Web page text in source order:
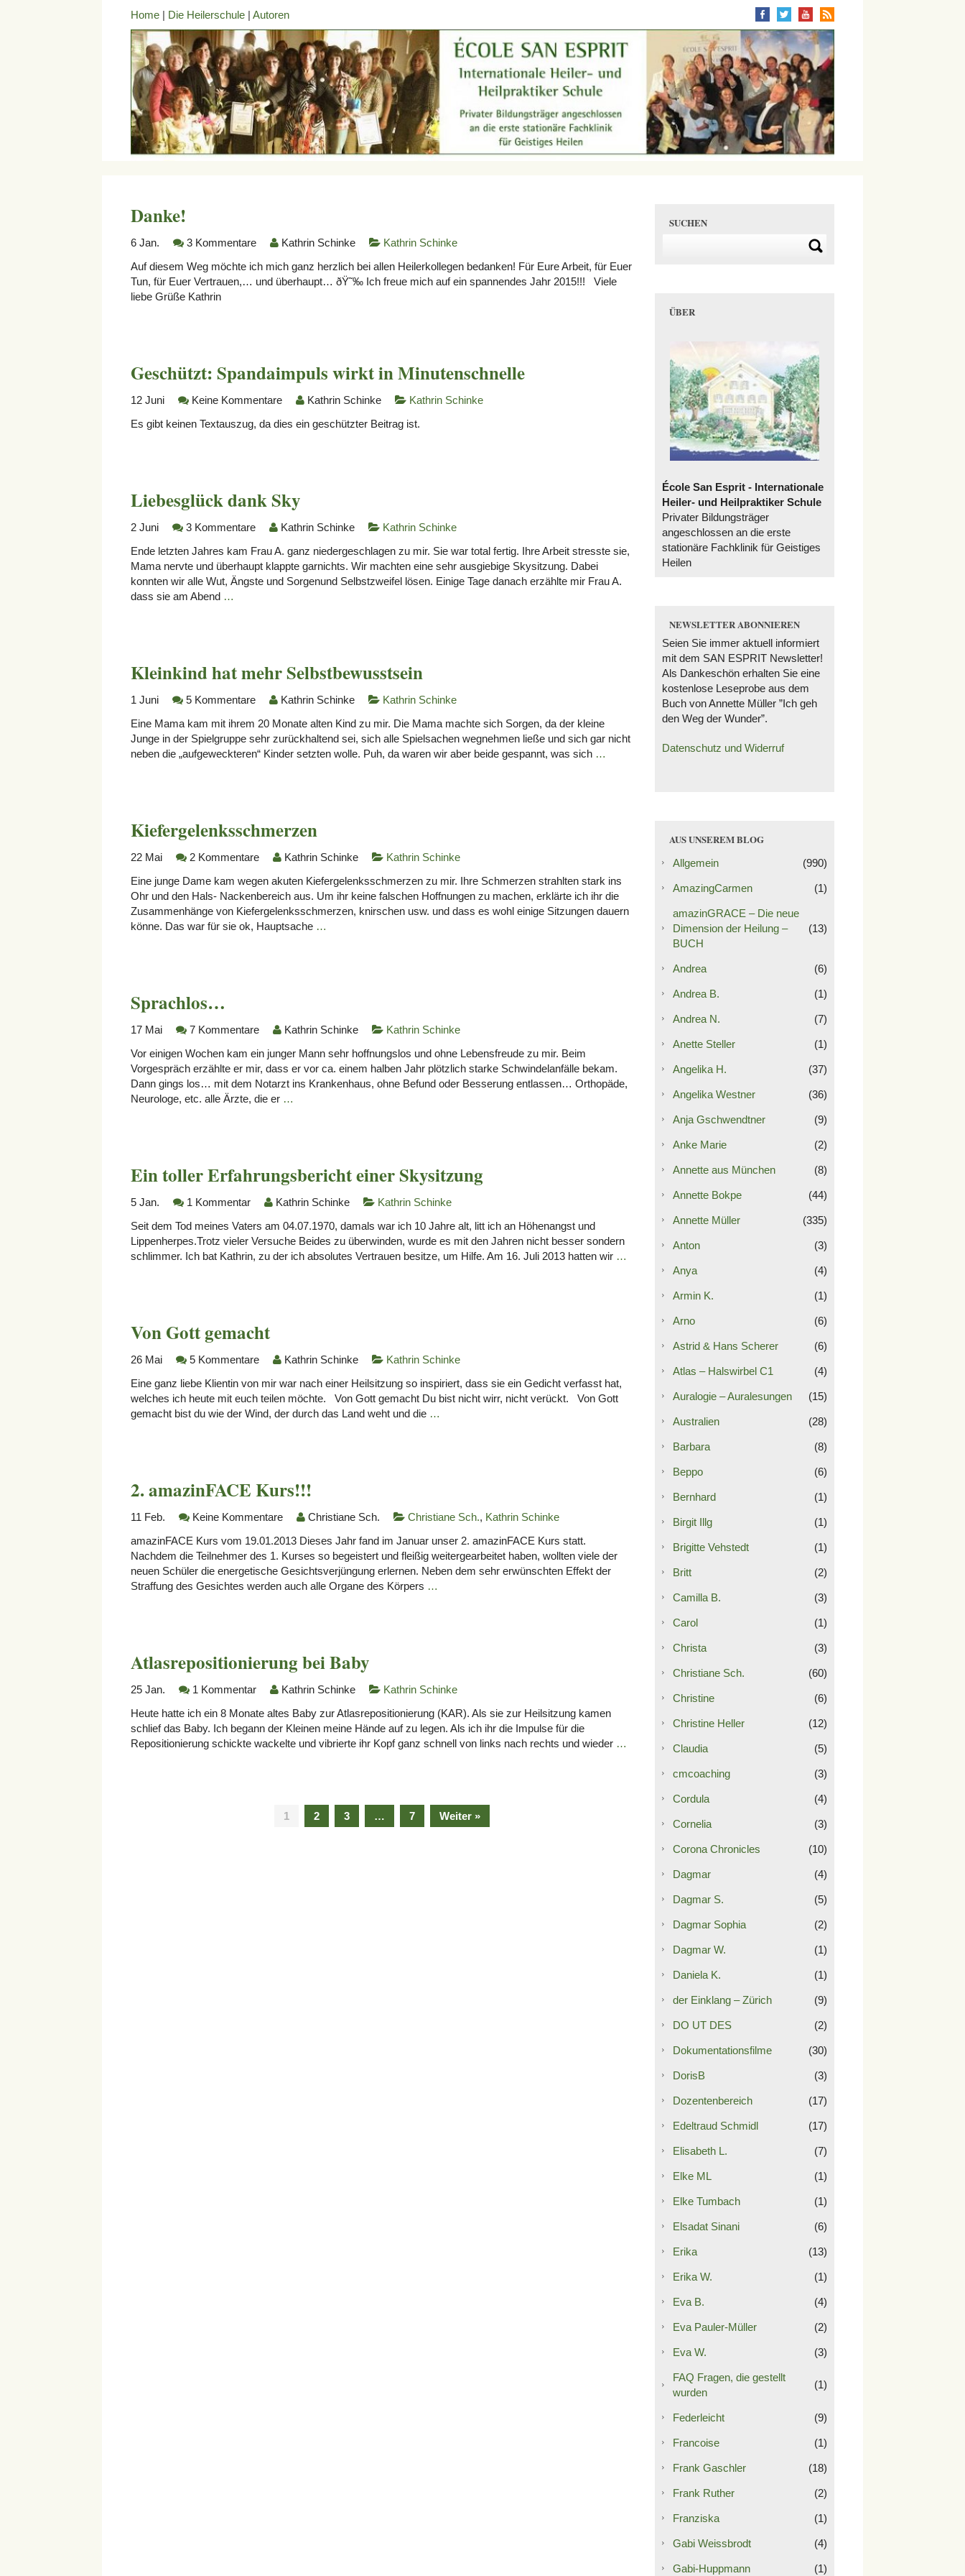
Home | Die Heilerschule | Autoren
Danke!
6 Jan. 3 Kommentare Kathrin Schinke
Kathrin Schinke
Auf diesem Weg möchte ich mich ganz herzlich bei allen Heilerkollegen bedanken! Für Eure Arbeit, für Euer
Tun, für Euer Vertrauen,… und überhaupt… ðŸ˜‰ Ich freue mich auf ein spannendes Jahr 2015!!! Viele
liebe Grüße Kathrin
Geschützt: Spandaimpuls wirkt in Minutenschnelle
12 Juni Keine Kommentare Kathrin Schinke
Kathrin Schinke
Es gibt keinen Textauszug, da dies ein geschützter Beitrag ist.
Liebesglück dank Sky
2 Juni 3 Kommentare Kathrin Schinke
Kathrin Schinke
Ende letzten Jahres kam Frau A. ganz niedergeschlagen zu mir. Sie war total fertig. Ihre Arbeit stresste sie,
Mama nervte und überhaupt klappte garnichts. Wir machten eine sehr ausgiebige Skysitzung. Dabei
konnten wir alle Wut, Ängste und Sorgenund Selbstzweifel lösen. Einige Tage danach erzählte mir Frau A.
dass sie am Abend …
Kleinkind hat mehr Selbstbewusstsein
1 Juni 5 Kommentare Kathrin Schinke
Kathrin Schinke
Eine Mama kam mit ihrem 20 Monate alten Kind zu mir. Die Mama machte sich Sorgen, da der kleine
Junge in der Spielgruppe sehr zurückhaltend sei, sich alle Spielsachen wegnehmen ließe und sich gar nicht
neben die „aufgeweckteren“ Kinder setzten wolle. Puh, da waren wir aber beide gespannt, was sich …
Kiefergelenksschmerzen
22 Mai 2 Kommentare Kathrin Schinke
Kathrin Schinke
Eine junge Dame kam wegen akuten Kiefergelenksschmerzen zu mir. Ihre Schmerzen strahlten stark ins
Ohr und den Hals- Nackenbereich aus. Um ihr keine falschen Hoffnungen zu machen, erklärte ich ihr die
Zusammenhänge von Kiefergelenksschmerzen, knirschen usw. und dass es wohl einige Sitzungen dauern
könne. Das war für sie ok, Hauptsache …
Sprachlos…
17 Mai 7 Kommentare Kathrin Schinke
Kathrin Schinke
Vor einigen Wochen kam ein junger Mann sehr hoffnungslos und ohne Lebensfreude zu mir. Beim
Vorgespräch erzählte er mir, dass er vor ca. einem halben Jahr plötzlich starke Schwindelanfälle bekam.
Dann gings los… mit dem Notarzt ins Krankenhaus, ohne Befund oder Besserung entlassen… Orthopäde,
Neurologe, etc. alle Ärzte, die er …
Ein toller Erfahrungsbericht einer Skysitzung
5 Jan. 1 Kommentar Kathrin Schinke
Kathrin Schinke
Seit dem Tod meines Vaters am 04.07.1970, damals war ich 10 Jahre alt, litt ich an Höhenangst und
Lippenherpes.Trotz vieler Versuche Beides zu überwinden, wurde es mit den Jahren nicht besser sondern
schlimmer. Ich bat Kathrin, zu der ich absolutes Vertrauen besitze, um Hilfe. Am 16. Juli 2013 hatten wir …
Von Gott gemacht
26 Mai 5 Kommentare Kathrin Schinke
Kathrin Schinke
Eine ganz liebe Klientin von mir war nach einer Heilsitzung so inspiriert, dass sie ein Gedicht verfasst hat,
welches ich heute mit euch teilen möchte. Von Gott gemacht Du bist nicht wirr, nicht verückt. Von Gott
gemacht bist du wie der Wind, der durch das Land weht und die …
2. amazinFACE Kurs!!!
11 Feb. Keine Kommentare Christiane Sch. Christiane Sch., Kathrin Schinke
amazinFACE Kurs vom 19.01.2013 Dieses Jahr fand im Januar unser 2. amazinFACE Kurs statt.
Nachdem die Teilnehmer des 1. Kurses so begeistert und fleißig weitergearbeitet haben, wollten viele der
neuen Schüler die energetische Gesichtsverjüngung erlernen. Neben dem sehr erwünschten Effekt der
Straffung des Gesichtes werden auch alle Organe des Körpers …
Atlasrepositionierung bei Baby
25 Jan. 1 Kommentar Kathrin Schinke
Kathrin Schinke
Heute hatte ich ein 8 Monate altes Baby zur Atlasrepositionierung (KAR). Als sie zur Heilsitzung kamen
schlief das Baby. Ich begann der Kleinen meine Hände auf zu legen. Als ich ihr die Impulse für die
Repositionierung schickte wackelte und vibrierte ihr Kopf ganz schnell von links nach rechts und wieder …
1 2 3 … 7 Weiter »
SUCHEN
ÜBER
École San Esprit - Internationale
Heiler- und Heilpraktiker Schule
Privater Bildungsträger
angeschlossen an die erste
stationäre Fachklinik für Geistiges
Heilen
NEWSLETTER ABONNIEREN
Seien Sie immer aktuell informiert
mit dem SAN ESPRIT Newsletter!
Als Dankeschön erhalten Sie eine
kostenlose Leseprobe aus dem
Buch von Annette Müller ”Ich geh
den Weg der Wunder”.
Datenschutz und Widerruf
AUS UNSEREM BLOG
Allgemein (990)
AmazingCarmen (1)
amazinGRACE – Die neue
Dimension der Heilung –
BUCH
(13)
Andrea (6)
Andrea B. (1)
Andrea N. (7)
Anette Steller (1)
Angelika H. (37)
Angelika Westner (36)
Anja Gschwendtner (9)
Anke Marie (2)
Annette aus München (8)
Annette Bokpe (44)
Annette Müller (335)
Anton (3)
Anya (4)
Armin K. (1)
Arno (6)
Astrid & Hans Scherer (6)
Atlas – Halswirbel C1 (4)
Auralogie – Auralesungen (15)
Australien (28)
Barbara (8)
Beppo (6)
Bernhard (1)
Birgit Illg (1)
Brigitte Vehstedt (1)
Britt (2)
Camilla B. (3)
Carol (1)
Christa (3)
Christiane Sch. (60)
Christine (6)
Christine Heller (12)
Claudia (5)
cmcoaching (3)
Cordula (4)
Cornelia (3)
Corona Chronicles (10)
Dagmar (4)
Dagmar S. (5)
Dagmar Sophia (2)
Dagmar W. (1)
Daniela K. (1)
der Einklang – Zürich (9)
DO UT DES (2)
Dokumentationsfilme (30)
DorisB (3)
Dozentenbereich (17)
Edeltraud Schmidl (17)
Elisabeth L. (7)
Elke ML (1)
Elke Tumbach (1)
Elsadat Sinani (6)
Erika (13)
Erika W. (1)
Eva B. (4)
Eva Pauler-Müller (2)
Eva W. (3)
FAQ Fragen, die gestellt
wurden
(1)
Federleicht (9)
Francoise (1)
Frank Gaschler (18)
Frank Ruther (2)
Franziska (1)
Gabi Weissbrodt (4)
Gabi-Huppmann (1)